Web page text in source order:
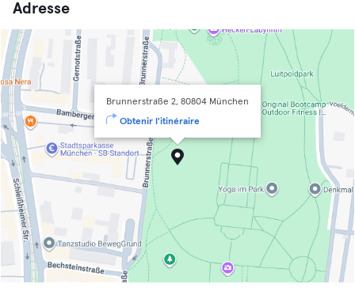
Adresse
Brunnerstraße 2, 80804 München
Obtenir l'itinéraire